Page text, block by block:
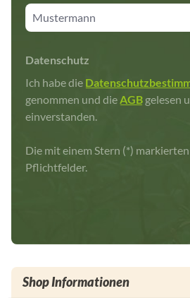
Jahren züchtest.
Datenschutz
Ich habe die
genommen und dieAGB gelesen
einverstanden.
Die mit einem Stern (*)
Pflichtfelder.
Shop Informationen